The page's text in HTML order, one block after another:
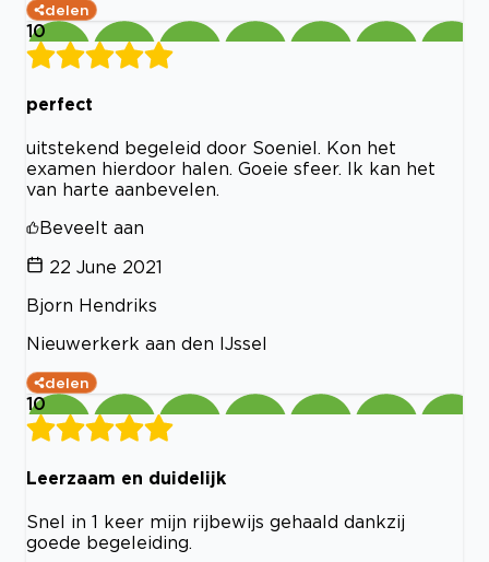
delen
10
perfect
uitstekend begeleid door Soeniel. Kon het
examen hierdoor halen. Goeie sfeer. Ik kan het
van harte aanbevelen.
Beveelt aan
22 June 2021
Bjorn Hendriks
Nieuwerkerk aan den IJssel
delen
10
Leerzaam en duidelijk
Snel in 1 keer mijn rijbewijs gehaald dankzij
goede begeleiding.